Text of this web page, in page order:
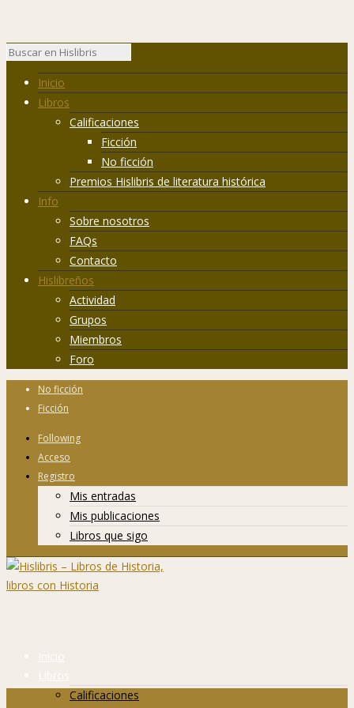
Inicio
Libros
Calificaciones
Ficción
No ficción
Premios Hislibris de literatura histórica
Info
Sobre nosotros
FAQs
Contacto
Hislibreños
Actividad
Grupos
Miembros
Foro
No ficción
Ficción
Following
Acceso
Registro
Mis entradas
Mis publicaciones
Libros que sigo
Inicio
Libros
Calificaciones